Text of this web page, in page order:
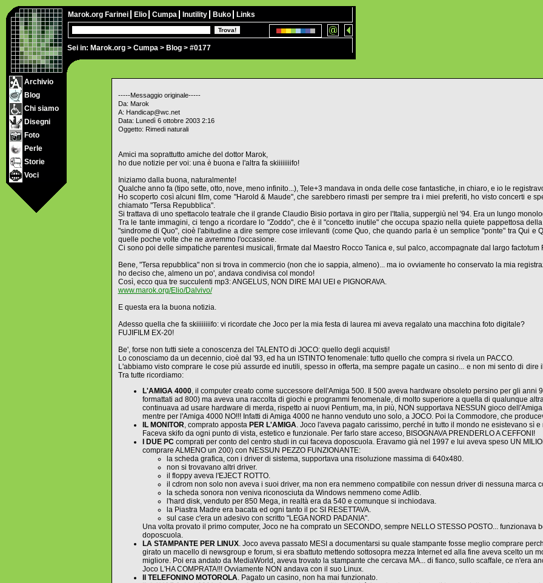
Sei in: Marok.org > Cumpa > Blog > #0177
Marok.org Farinei Elio Cumpa Inutility Buko Links
Archivio
Blog
Chi siamo
Disegni
Foto
Perle
Storie
Voci
-----Messaggio originale-----
Da: Marok
A: Handicap@wc.net
Data: Lunedì 6 ottobre 2003 2:16
Oggetto: Rimedi naturali
Amici ma soprattutto amiche del dottor Marok,
ho due notizie per voi: una è buona e l'altra fa skiiiiiiiifo!
Iniziamo dalla buona, naturalmente!
Qualche anno fa (tipo sette, otto, nove, meno infinito...), Tele+3 mandava in onda delle cose fantastiche, in chiaro, e io le
Ho scoperto così alcuni film, come "Harold & Maude", che sarebbero rimasti per sempre tra i miei preferiti, ho visto concerti e
chiamato "Tersa Repubblica".
Si trattava di uno spettacolo teatrale che il grande Claudio Bisio portava in giro per l'Italia, suppergiù nel '94. Era un lungo
Tra le tante immagini, ci tengo a ricordare lo "Zoddo", che è il "concetto inutile" che occupa spazio nella quiete pappettosa
"sindrome di Quo", cioè l'abitudine a dire sempre cose irrilevanti (come Quo, che quando parla è un semplice "ponte" tra Qui e
quelle poche volte che ne avremmo l'occasione.
Ci sono poi delle simpatiche parentesi musicali, firmate dal Maestro Rocco Tanica e, sul palco, accompagnate dal largo
Bene, "Tersa repubblica" non si trova in commercio (non che io sappia, almeno)... ma io ovviamente ho conservato la mia
ho deciso che, almeno un po', andava condivisa col mondo!
Così, ecco qua tre succulenti mp3: ANGELUS, NON DIRE MAI UEI e PIGNORAVA.
www.marok.org/Elio/Dalvivo/
E questa era la buona notizia.
Adesso quella che fa skiiiiiiiifo: vi ricordate che Joco per la mia festa di laurea mi aveva regalato una macchina foto digitale?
FUJIFILM EX-20!
Be', forse non tutti siete a conoscenza del TALENTO di JOCO: quello degli acquisti!
Lo conosciamo da un decennio, cioè dal '93, ed ha un ISTINTO fenomenale: tutto quello che compra si rivela un PACCO.
L'abbiamo visto comprare le cose più assurde ed inutili, spesso in offerta, ma sempre pagate un casino... e non mi sento di
Tra tutte ricordiamo:
L'AMIGA 4000, il computer creato come successore dell'Amiga 500. Il 500 aveva hardware obsoleto persino per gli anni
formattati ad 800) ma aveva una raccolta di giochi e programmi fenomenale, di molto superiore a quella di qualunque
continuava ad usare hardware di merda, rispetto ai nuovi Pentium, ma, in più, NON supportava NESSUN gioco
mentre per l'Amiga 4000 NO!!! Infatti di Amiga 4000 ne hanno venduto uno solo, a JOCO. Poi la Commodore, che
IL MONITOR, comprato apposta PER L'AMIGA. Joco l'aveva pagato carissimo, perché in tutto il mondo ne esistevano sì
Faceva skifo da ogni punto di vista, estetico e funzionale. Per farlo stare acceso, BISOGNAVA PRENDERLO A CEFFONI!
I DUE PCcomprati per conto del centro studi in cui faceva doposcuola. Eravamo già nel 1997 e lui aveva speso UN
comprare ALMENO un 200) con NESSUN PEZZO FUNZIONANTE:
la scheda grafica, con i driver di sistema, supportava una risoluzione massima di 640x480.
non si trovavano altri driver.
il floppy aveva l'EJECT ROTTO.
il cdrom non solo non aveva i suoi driver, ma non era nemmeno compatibile con nessun driver di nessuna marca
la scheda sonora non veniva riconosciuta da Windows nemmeno come Adlib.
l'hard disk, venduto per 850 Mega, in realtà era da 540 e comunque si inchiodava.
la Piastra Madre era bacata ed ogni tanto il pc SI RESETTAVA.
sul case c'era un adesivo con scritto "LEGA NORD PADANIA".
Una volta provato il primo computer, Joco ne ha comprato un SECONDO, sempre NELLO STESSO POSTO... funzionava
doposcuola.
LA STAMPANTE PER LINUX. Joco aveva passato MESI a documentarsi su quale stampante fosse meglio comprare
girato un macello di newsgroup e forum, si era sbattuto mettendo sottosopra mezza Internet ed alla fine aveva scelto un
migliore. Poi era andato da MediaWorld, aveva trovato la stampante che cercava MA... di fianco, sullo scaffale, ce n'era
Joco L'HA COMPRATA!!! Ovviamente NON andava con il suo Linux.
Il TELEFONINO MOTOROLA. Pagato un casino, non ha mai funzionato.